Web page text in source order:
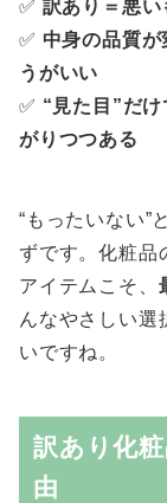
✅ 訳あり＝悪い
✅ 中身の品質
うがいい
✅ “見た目”だ
がりつつある
“もったいない”
ずです。化粧品
アイテムこそ、
んなやさしい選
いですね。
訳あり化
由